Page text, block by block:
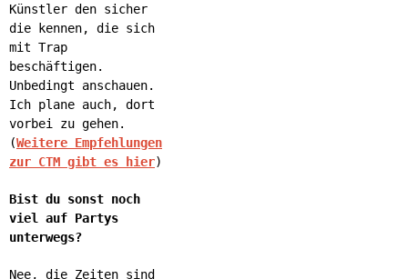
Künstler den sicher
die kennen, die sich
mit Trap
beschäftigen.
Unbedingt anschauen.
Ich plane auch, dort
vorbei zu gehen.
(Weitere Empfehlungen
zur CTM gibt es hier)
Bist du sonst noch
viel auf Partys
unterwegs?
Nee, die Zeiten sind